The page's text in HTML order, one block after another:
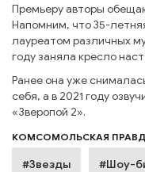
Премьеру авторы
Напомним, что 35-
лауреатом различных
году заняла кресло
Ранее она уже
себя, а в 2021 году
«Зверопой 2».
КОМСОМОЛЬСКАЯ
#Звезды #Шоу-